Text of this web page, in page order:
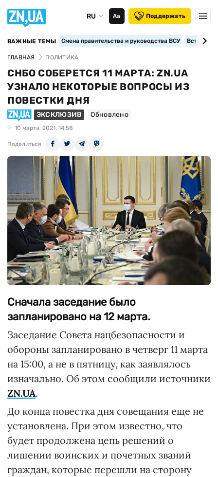
RU Аа Поддержать
ВАЖНЫЕ ТЕМЫ Смена правительства и руководства ВСУ
ГЛАВНАЯ ПОЛИТИКА
СНБО СОБЕРЕТСЯ 11 МАРТА: ZN.UA
УЗНАЛО НЕКОТОРЫЕ ВОПРОСЫ ИЗ
ПОВЕСТКИ ДНЯ
ЭКСКЛЮЗИВ Обновлено
10 марта, 2021, 14:58
Поделиться
Сначала заседание было
запланировано на 12 марта.
Заседание Совета нацбезопасности и
обороны запланировано в четверг 11 марта
на 15:00, а не в пятницу, как заявлялось
изначально. Об этом сообщили источники
ZN.UA.
До конца повестка дня совещания еще не
установлена. При этом известно, что
будет продолжена цепь решений о
лишении воинских и почетных званий
граждан, которые перешли на сторону